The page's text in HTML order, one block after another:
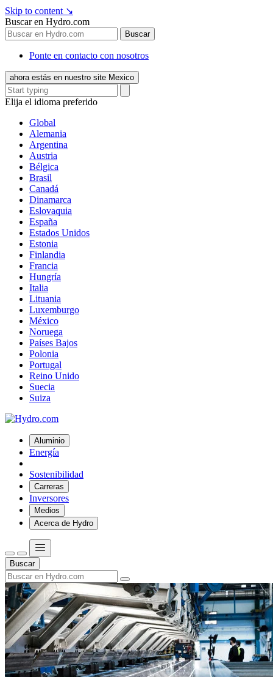
Skip to content ↘
Buscar en Hydro.com
Buscar
Ponte en contacto con nosotros
ahora estás en nuestro site Mexico
Elija el idioma preferido
Global
Alemania
Argentina
Austria
Bélgica
Brasil
Canadá
Dinamarca
Eslovaquia
España
Estados Unidos
Estonia
Finlandia
Francia
Hungría
Italia
Lituania
Luxemburgo
México
Noruega
Países Bajos
Polonia
Portugal
Reino Unido
Suecia
Suiza
Aluminio
Energía
Sostenibilidad
Carreras
Inversores
Medios
Acerca de Hydro
Buscar